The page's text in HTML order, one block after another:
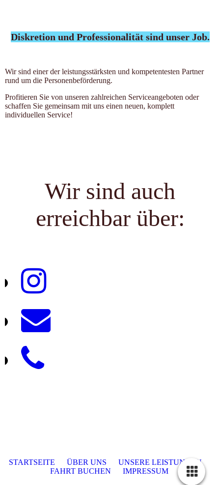
Diskretion und Professionalität sind unser Job.
Wir sind einer der leistungsstärksten und kompetentesten Partner
rund um die Personenbeförderung.
Profitieren Sie von unseren zahlreichen Serviceangeboten oder
schaffen Sie gemeinsam mit uns einen neuen, komplett
individuellen Service!
Wir sind auch
erreichbar über:
STARTSEITE ÜBER UNS
UNSERE LEISTUNGEN
FAHRT BUCHEN
IMPRESSUM